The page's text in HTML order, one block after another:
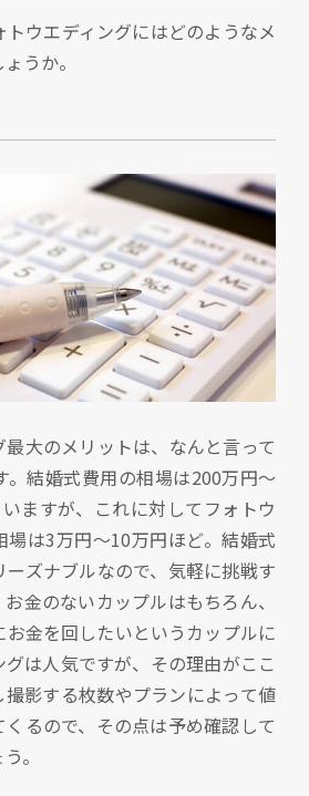
ウエディングにはどのようなメ
うか。
大のメリットは、なんと言って
。結婚式費用の相場は200万円～
ますが、これに対してフォトウ
場は3万円～10万円ほど。結婚式
ズナブルなので、気軽に挑戦す
金のないカップルはもちろん、
金を回したいというカップルに
は人気ですが、その理由がここ
撮影する枚数やプランによって値
るので、その点は予め確認して
。